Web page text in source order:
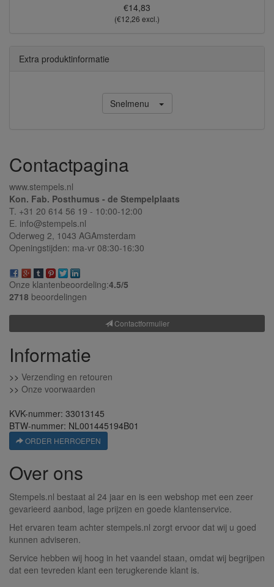
€14,83
(€12,26 excl.)
Extra produktinformatie
Snelmenu
Contactpagina
www.stempels.nl
Kon. Fab. Posthumus - de Stempelplaats
T. +31 20 614 56 19 - 10:00-12:00
E. info@stempels.nl
Oderweg 2, 1043 AGAmsterdam
Openingstijden: ma-vr 08:30-16:30
Onze klantenbeoordeling:4.5/5
2718 beoordelingen
Contactformulier
Informatie
>> Verzending en retouren
>> Onze voorwaarden
KVK-nummer: 33013145
BTW-nummer: NL001445194B01
ORDER HERROEPEN
Over ons
Stempels.nl bestaat al 24 jaar en is een webshop met een zeer
gevarieerd aanbod, lage prijzen en goede klantenservice.
Het ervaren team achter stempels.nl zorgt ervoor dat wij u goed
kunnen adviseren.
Service hebben wij hoog in het vaandel staan, omdat wij begrijpen
dat een tevreden klant een terugkerende klant is.